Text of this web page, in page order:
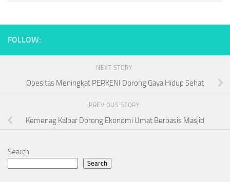
FOLLOW:
NEXT STORY
Obesitas Meningkat PERKENI Dorong Gaya Hidup Sehat
PREVIOUS STORY
Kemenag Kalbar Dorong Ekonomi Umat Berbasis Masjid
Search
Search